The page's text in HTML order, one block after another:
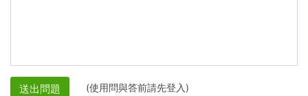
送出問題 (使用問與答前請先登入)